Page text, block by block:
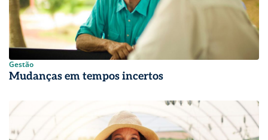
Gestão
Mudanças em tempos incertos